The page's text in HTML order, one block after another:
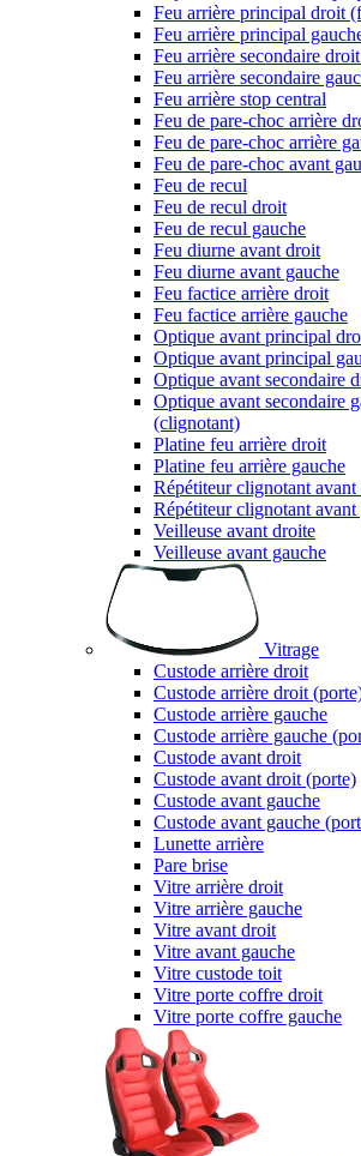
Feu arrière principal droit
Feu arrière principal
Feu arrière secondaire
Feu arrière secondaire
Feu arrière stop central
Feu de pare-choc arrière
Feu de pare-choc arrière
Feu de pare-choc avant
Feu de recul
Feu de recul droit
Feu de recul gauche
Feu diurne avant droit
Feu diurne avant gauche
Feu factice arrière droit
Feu factice arrière gauche
Optique avant principal
Optique avant principal
Optique avant secondaire
Optique avant secondaire
(clignotant)
Platine feu arrière droit
Platine feu arrière gauche
Répétiteur clignotant
Répétiteur clignotant
Veilleuse avant droite
Veilleuse avant gauche
Vitrage
Custode arrière droit
Custode arrière droit
Custode arrière gauche
Custode arrière gauche
Custode avant droit
Custode avant droit (porte)
Custode avant gauche
Custode avant gauche
Lunette arrière
Pare brise
Vitre arrière droit
Vitre arrière gauche
Vitre avant droit
Vitre avant gauche
Vitre custode toit
Vitre porte coffre droit
Vitre porte coffre gauche